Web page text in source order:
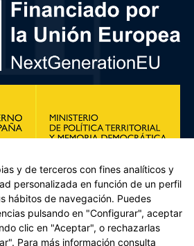
y de terceros con fines analíticos y
personalizada en función de un perfil
hábitos de navegación. Puedes
pulsando en "Configurar", aceptar
clic en "Aceptar", o rechazarlas
Para más información consulta